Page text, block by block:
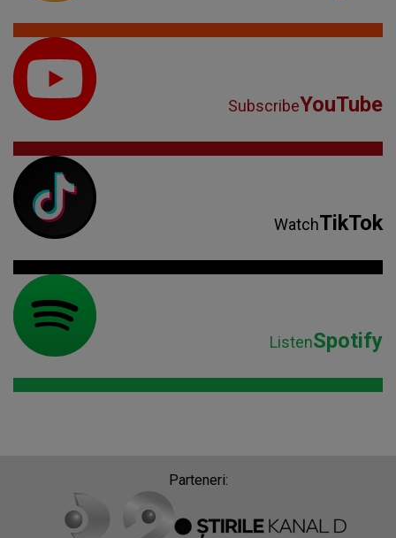
SubscribeYouTube
WatchTikTok
ListenSpotify
Parteneri: